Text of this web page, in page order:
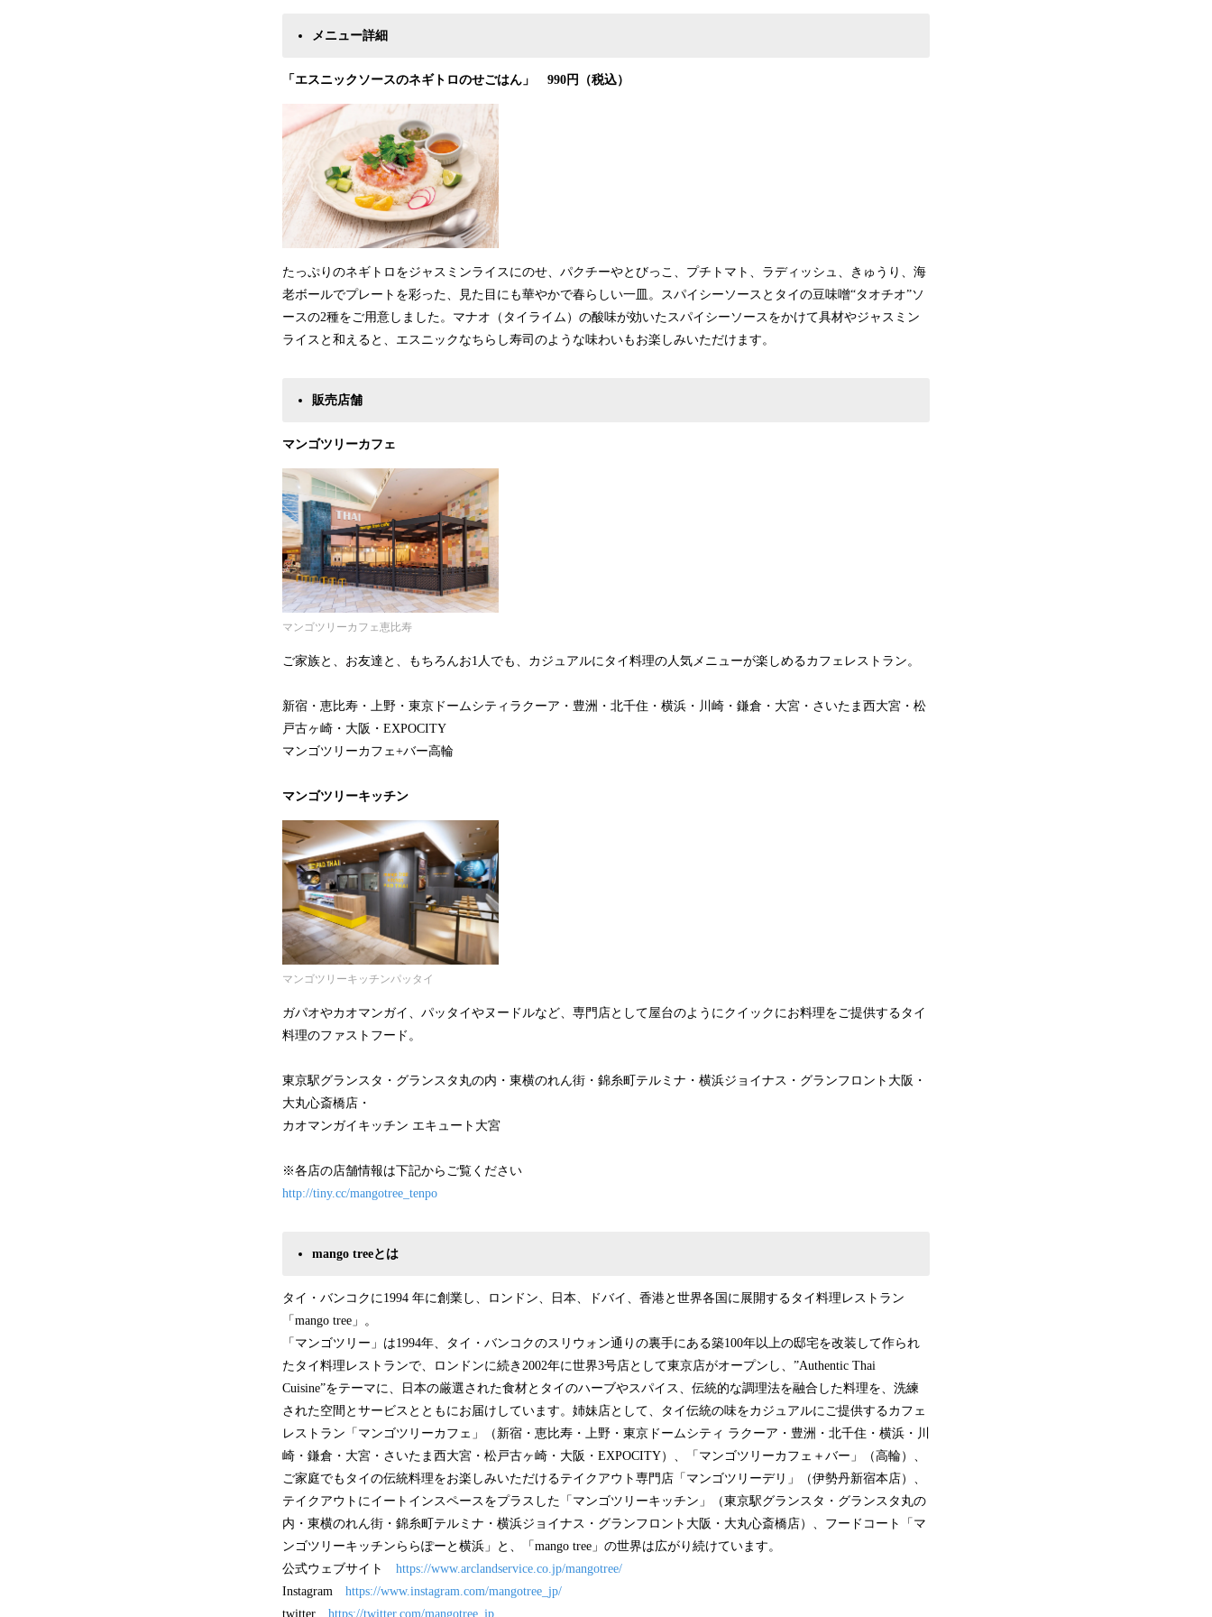
​メニュー詳細
「 エスニックソースのネギトロのせごはん 」 990円（税込）
たっぷりのネギトロをジャスミンライスにのせ、パクチーやとびっこ、プチトマト、ラディッシュ、きゅうり、海
老ボールでプレートを彩った、見た目にも華やかで春らしい一皿。スパイシーソースとタイの豆味噌“タオチオ”ソ
ースの2種をご用意しました。マナオ（タイライム）の酸味が効いたスパイシーソースをかけて具材やジャスミン
ライスと和えると、エスニックなちらし寿司のような味わいもお楽しみいただけます。
販売店舗
マンゴツリーカフェ
マンゴツリーカフェ恵比寿
ご家族と、お友達と、もちろんお1人でも、カジュアルにタイ料理の人気メニューが楽しめるカフェレストラン。
新宿・恵比寿・上野・東京ドームシティラクーア・豊洲・北千住・横浜・川崎・鎌倉・大宮・さいたま西大宮・松
戸古ヶ崎・大阪・EXPOCITY
マンゴツリーカフェ+バー高輪
マンゴツリーキッチン
マンゴツリーキッチンパッタイ
ガパオやカオマンガイ、パッタイやヌードルなど、専門店として屋台のようにクイックにお料理をご提供するタイ
料理のファストフード。
東京駅グランスタ・グランスタ丸の内・東横のれん街・錦糸町テルミナ・横浜ジョイナス・グランフロント大阪・
大丸心斎橋店・
カオマンガイキッチン エキュート大宮
※各店の店舗情報は下記からご覧ください
http://tiny.cc/mangotree_tenpo
mango treeとは
タイ・バンコクに1994 年に創業し、ロンドン、日本、ドバイ、香港と世界各国に展開するタイ料理レストラン
「mango tree」。
「マンゴツリー」は1994年、タイ・バンコクのスリウォン通りの裏手にある築100年以上の邸宅を改装して作られ
たタイ料理レストランで、ロンドンに続き2002年に世界3号店として東京店がオープンし、”Authentic Thai
Cuisine”をテーマに、日本の厳選された食材とタイのハーブやスパイス、伝統的な調理法を融合した料理を、洗練
された空間とサービスとともにお届けしています。姉妹店として、タイ伝統の味をカジュアルにご提供するカフェ
レストラン「マンゴツリーカフェ」（新宿・恵比寿・上野・東京ドームシティ ラクーア・豊洲・北千住・横浜・川
崎・鎌倉・大宮・さいたま西大宮・松戸古ヶ崎・大阪・EXPOCITY）、「マンゴツリーカフェ＋バー」（高輪）、
ご家庭でもタイの伝統料理をお楽しみいただけるテイクアウト専門店「マンゴツリーデリ」（伊勢丹新宿本店）、
テイクアウトにイートインスペースをプラスした「マンゴツリーキッチン」（東京駅グランスタ・グランスタ丸の
内・東横のれん街・錦糸町テルミナ・横浜ジョイナス・グランフロント大阪・大丸心斎橋店）、フードコート「マ
ンゴツリーキッチンららぽーと横浜」と、「mango tree」の世界は広がり続けています。
公式ウェブサイト https://www.arclandservice.co.jp/mangotree/
Instagram https://www.instagram.com/mangotree_jp/
twitter https://twitter.com/mangotree_jp